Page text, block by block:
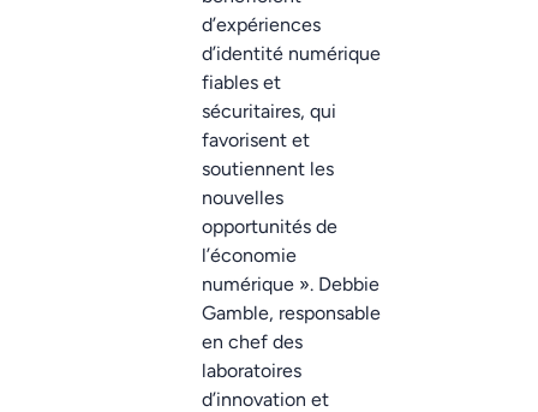
d’expériences
d’identité numérique
fiables et
sécuritaires, qui
favorisent et
soutiennent les
nouvelles
opportunités de
l’économie
numérique ». Debbie
Gamble, responsable
en chef des
laboratoires
d’innovation et